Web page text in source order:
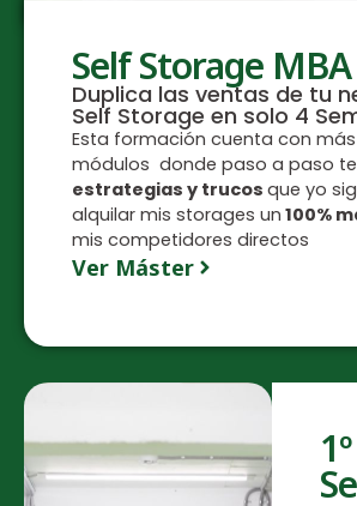
Self Storage
Duplica las ventas de tu
Self Storage en solo 4
Esta formación cuenta con más
módulos donde paso a paso
estrategias y trucos que yo
alquilar mis storages un 100%
mis competidores directos
Ver Máster
1º